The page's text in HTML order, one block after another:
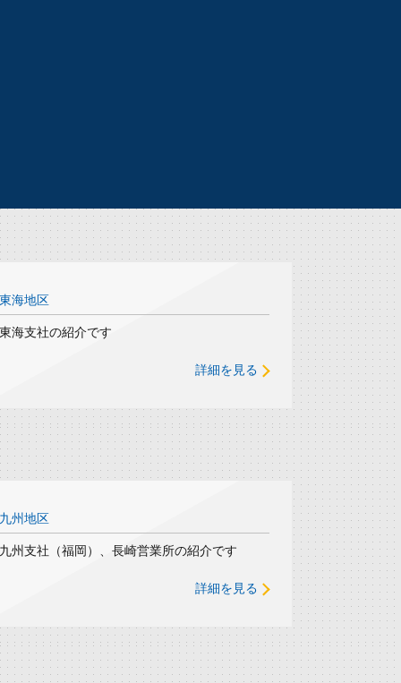
東海地区
東海支社の紹介です
詳細を見る
九州地区
九州支社（福岡）、長崎営業所の紹介です
詳細を見る